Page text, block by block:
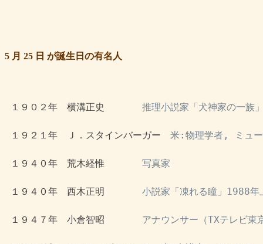
5 月 25 日 が誕生日の有名人
１９０２年　横溝正史 推理小説家「犬神家の一族
１９２１年　Ｊ．スタインバーガー 米:物理学者, ミュー
１９４０年　荒木経惟 写真家
１９４０年　西木正明 小説家「凍れる瞳」1988年
１９４７年　小倉智昭 アナウンサー（TXテレビ